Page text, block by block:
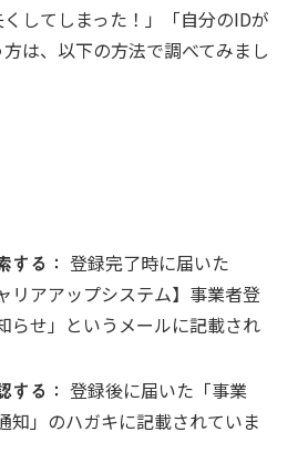
くしてしまった！」「自分のIDが
は、以下の方法で調べてみまし
する： 登録完了時に届いた
リアアップシステム】事業者登
らせ」というメールに記載され
する： 登録後に届いた「事業
知」のハガキに記載されていま